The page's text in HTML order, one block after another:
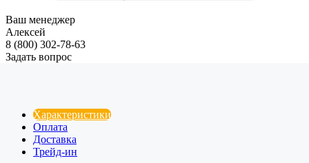
Ваш менеджер
Алексей
8 (800) 302-78-63
Задать вопрос
Характеристики
Оплата
Доставка
Трейд-ин